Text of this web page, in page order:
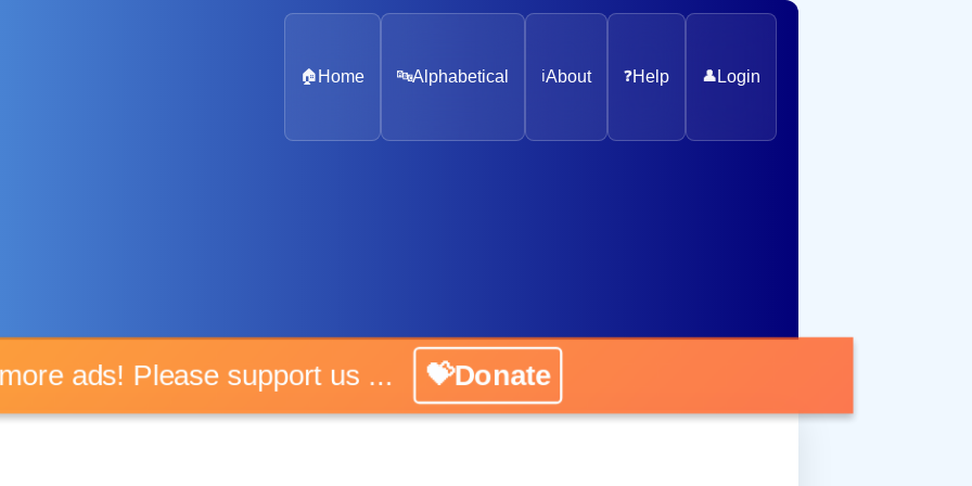
🏠 Home 🔤Alphabetical ℹ️About ❓Help 👤 Login
more ads! Please support us ... 💝Donate